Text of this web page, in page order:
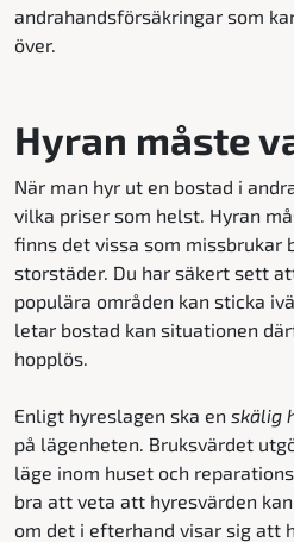
andrahandsförsäkringar som
över.
Hyran måste
När man hyr ut en bostad i
vilka priser som helst. Hyran
finns det vissa som missbrukar
storstäder. Du har säkert sett
populära områden kan sticka
letar bostad kan situationen
hopplös.
Enligt hyreslagen ska en skälig
på lägenheten. Bruksvärdet
läge inom huset och
bra att veta att hyresvärden
om det i efterhand visar sig att